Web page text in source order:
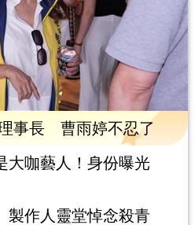
事長 曹雨婷不忍了
大咖藝人！身份曝光
製作人靈堂悼念殺青